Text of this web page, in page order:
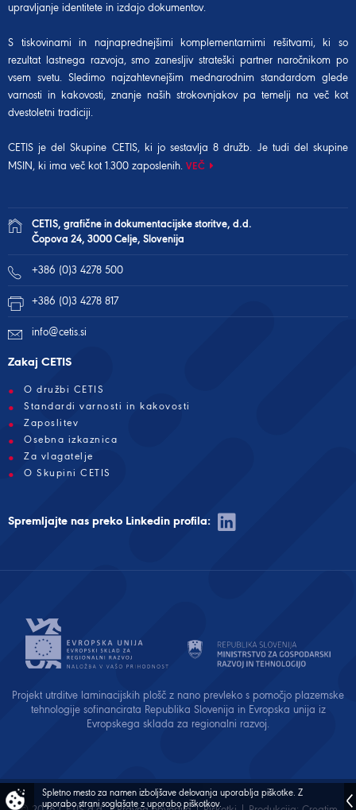
upravljanje identitete in izdajo dokumentov.
S tiskovinami in najnaprednejšimi komplementarnimi rešitvami, ki so
rezultat lastnega razvoja, smo zanesljiv strateški partner naročnikom po
vsem svetu. Sledimo najzahtevnejšim mednarodnim standardom glede
varnosti in kakovosti, znanje naših strokovnjakov pa temelji na več kot
dvestoletni tradiciji.
CETIS je del Skupine CETIS, ki jo sestavlja 8 družb. Je tudi del skupine
MSIN , ki ima več kot 1.300 zaposlenih. VEČ
CETIS, grafične in dokumentacijske storitve, d.d.
Čopova 24, 3000 Celje, Slovenija
+386 (0)3 4278 500
+386 (0)3 4278 817
info@cetis.si
Zakaj CETIS
O družbi CETIS
Standardi varnosti in kakovosti
Zaposlitev
Osebna izkaznica
Za vlagatelje
O Skupini CETIS
Spremljajte nas preko Linkedin profila:
Projekt utrditve laminacijskih plošč z nano prevleko s pomočjo plazemske
tehnologije sofinancirata Republika Slovenija in Evropska unija iz
Evropskega sklada za regionalni razvoj.
Spletno mesto za namen izboljšave delovanja uporablja piškotke. Z
uporabo strani soglašate z uporabo piškotkov.